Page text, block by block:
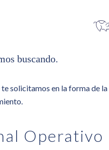
buscando.
solicitamos en la forma de
Operativo